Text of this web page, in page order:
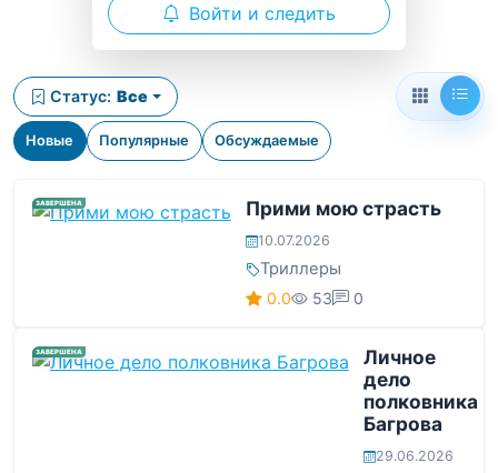
Войти и следить
Новые Популярные Обсуждаемые
Статус: Все
ЗАВЕРШЕНА Прими мою страсть
10.07.2026
Триллеры
0.0 53 0
ЗАВЕРШЕНА
Личное
дело
полковника
Багрова
29.06.2026